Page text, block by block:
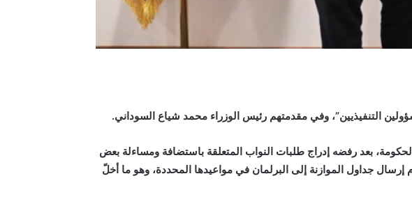
التنفيذيين”، وفي مقدمتهم رئيس الوزراء محمد شياع السوداني.
بعد رفضه إدراج طلبات النواب المتعلقة باستضافة ومساءلة بعض
جداول الموازنة إلى البرلمان في مواعيدها المحددة، وهو ما أخلّ